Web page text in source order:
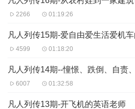
2266 01:19:26
4599 01:18:20
6007 01:32:58
凡人列传13期-开飞机的英语老师